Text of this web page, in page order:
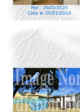
Ref : 2945/3520
Crée le 20/01/2014